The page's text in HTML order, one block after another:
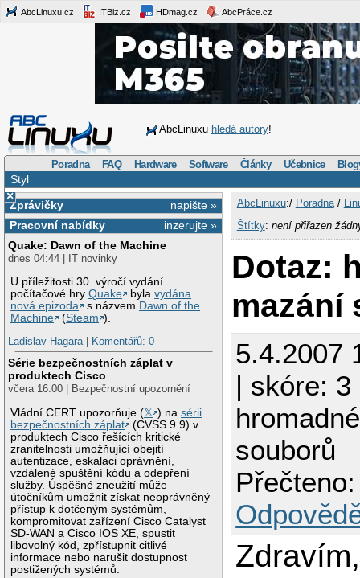
AbcLinuxu.cz ITBiz.cz HDmag.cz AbcPráce.cz
AbcLinuxu hledá autory!
Poradna FAQ Hardware Software Články Učebnice
Styl
×
napište »
Zprávičky
inzerujte »
Pracovní nabídky
Quake: Dawn of the Machine
dnes 04:44 | IT novinky
U příležitosti 30. výročí vydání
počítačové hryQuake bylavydána
nová epizoda
s názvem Dawn of the
Machine
(Steam ).
Ladislav Hagara| Komentářů: 0
Série bezpečnostních záplat v
produktech Cisco
včera 16:00 | Bezpečnostní upozornění
Vládní CERT upozorňuje (𝕏 ) nasérii
bezpečnostních záplat
(CVSS 9.9) v
produktech Cisco řešících kritické
zranitelnosti umožňující obejití
autentizace, eskalaci oprávnění,
vzdálené spuštění kódu a odepření
služby. Úspěšné zneužití může
útočníkům umožnit získat neoprávněný
přístup k dotčeným systémům,
kompromitovat zařízení Cisco Catalyst
SD-WAN a Cisco IOS XE, spustit
libovolný kód, zpřístupnit citlivé
informace nebo narušit dostupnost
postižených systémů.
AbcLinuxu:/ Poradna/
Štítky: není přiřazen
Dotaz:
mazání
5.4.2007
| skóre: 3
souborů
Zdravím,